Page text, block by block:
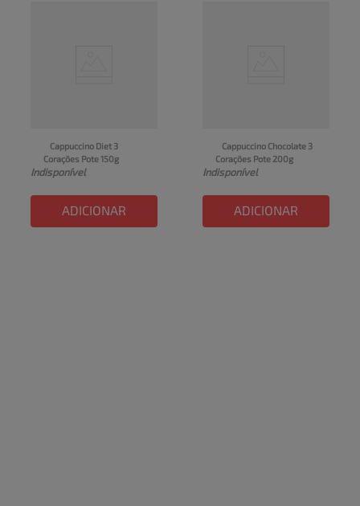
Cappuccino Diet 3
Corações Pote 150g
Indisponível
ADICIONAR
Cappuccino Chocolate 3
Corações Pote 200g
Indisponível
ADICIONAR